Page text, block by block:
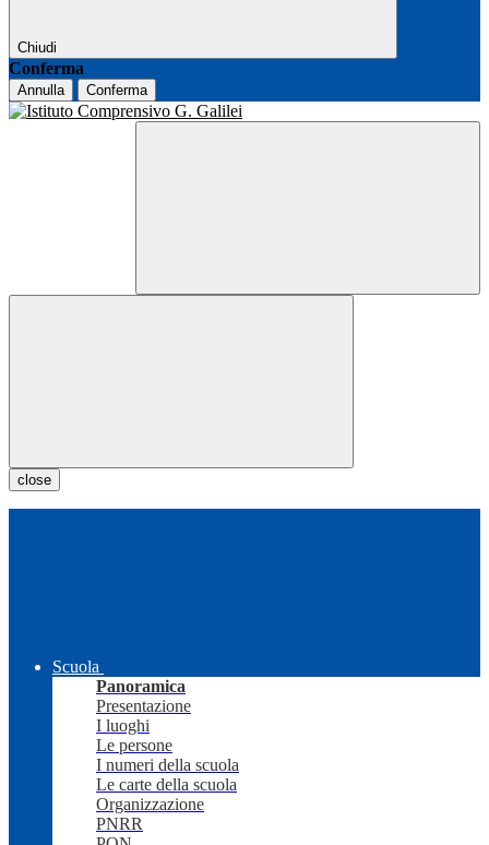
Chiudi
Conferma
Annulla Conferma
close
Scuola
Panoramica
Presentazione
I luoghi
Le persone
I numeri della scuola
Le carte della scuola
Organizzazione
PNRR